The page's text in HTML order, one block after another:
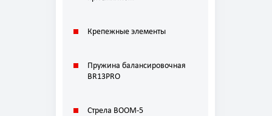
Крепежные элементы
Пружина балансировочная
BR13PRO
Стрела BOOM-5